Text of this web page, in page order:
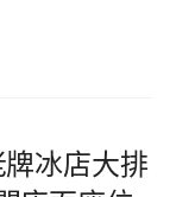
牌冰店大排